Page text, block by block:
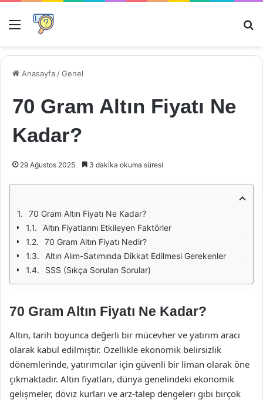
Menü
Anasayfa /Genel
70 Gram Altın Fiyatı Ne
Kadar?
29 Ağustos 2025 3 dakika okuma süresi
70 Gram Altın Fiyatı Ne Kadar?
Altın Fiyatlarını Etkileyen Faktörler
70 Gram Altın Fiyatı Nedir?
Altın Alım-Satımında Dikkat Edilmesi Gerekenler
SSS (Sıkça Sorulan Sorular)
70 Gram Altın Fiyatı Ne Kadar?
Altın, tarih boyunca değerli bir mücevher ve yatırım aracı
olarak kabul edilmiştir. Özellikle ekonomik belirsizlik
dönemlerinde, yatırımcılar için güvenli bir liman olarak öne
çıkmaktadır. Altın fiyatları, dünya genelindeki ekonomik
gelişmeler, döviz kurları ve arz-talep dengeleri gibi birçok